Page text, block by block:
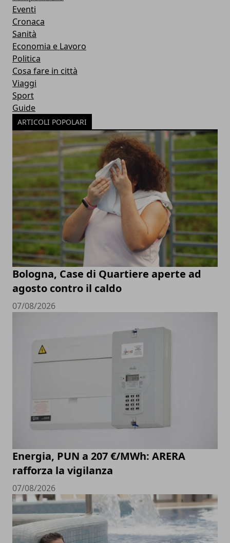
Eventi
Cronaca
Sanità
Economia e Lavoro
Politica
Cosa fare in città
Viaggi
Sport
Guide
ARTICOLI POPOLARI
Bologna, Case di Quartiere aperte ad
agosto contro il caldo
07/08/2026
Energia, PUN a 207 €/MWh: ARERA
rafforza la vigilanza
07/08/2026